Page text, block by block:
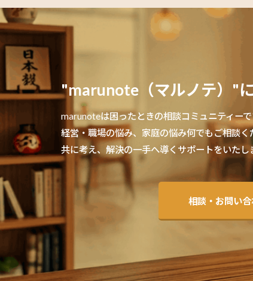
"marunote（マルノテ）"
marunoteは困ったときの相談コミュニティーで
経営・職場の悩み、家庭の悩み何でもご相談く
共に考え、解決の一手へ導くサポートをいたし
相談・お問い合